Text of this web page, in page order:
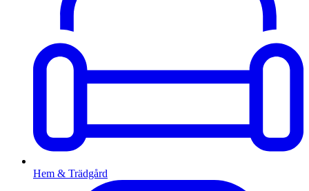
Hem & Trädgård